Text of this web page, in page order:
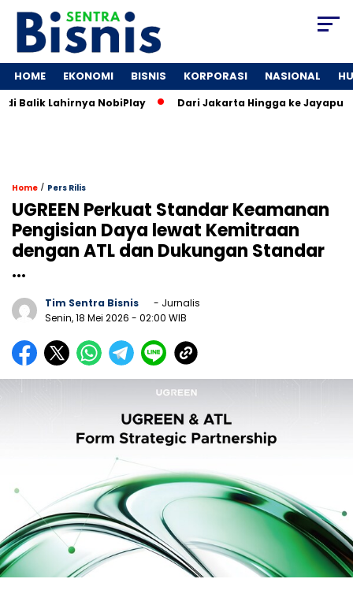
HOME EKONOMI BISNIS KORPORASI NASIONAL
Balik Lahirnya NobiPlay Dari Jakarta Hingga ke Jayapura:
Home / Pers Rilis
UGREEN Perkuat Standar Keamanan
Pengisian Daya lewat Kemitraan
dengan ATL dan Dukungan Standar
…
Tim Sentra Bisnis
- Jurnalis
Senin, 18 Mei 2026 - 02:00 WIB